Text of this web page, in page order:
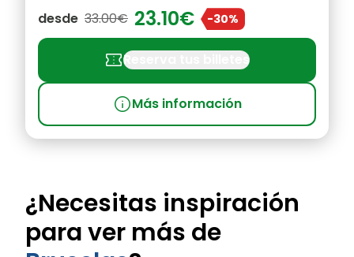
desde 33.00€ 23.10€ -30%
confirmation_numberReserva tus billetes
infoMás información
¿Necesitas inspiración
para ver más de